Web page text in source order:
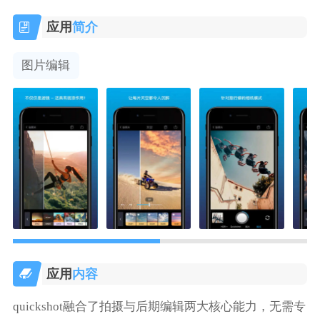
应用简介
图片编辑
应用 内容
quickshot融合了拍摄与后期编辑两大核心能力，无需专